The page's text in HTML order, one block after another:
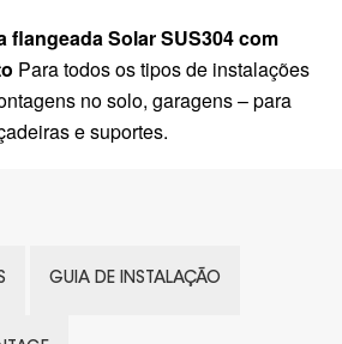
flangeada Solar SUS304 com
Para todos os tipos de instalações
no solo, garagens – para
e suportes.
GUIA DE INSTALAÇÃO